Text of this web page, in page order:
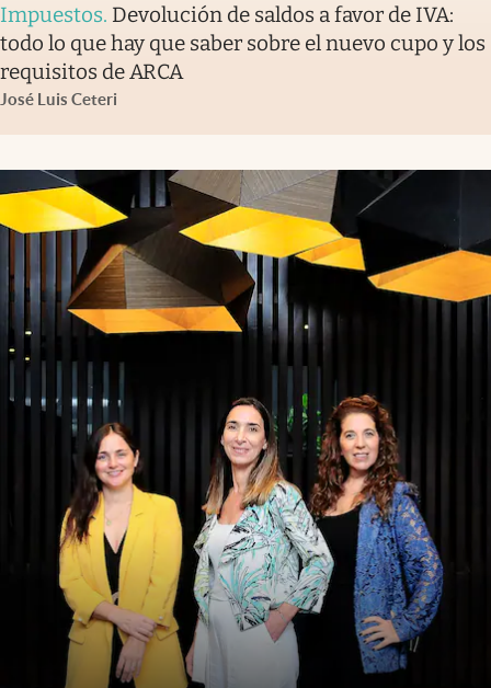
Impuestos. Devolución de saldos a favor de IVA:
todo lo que hay que saber sobre el nuevo cupo y los
requisitos de ARCA
José Luis Ceteri